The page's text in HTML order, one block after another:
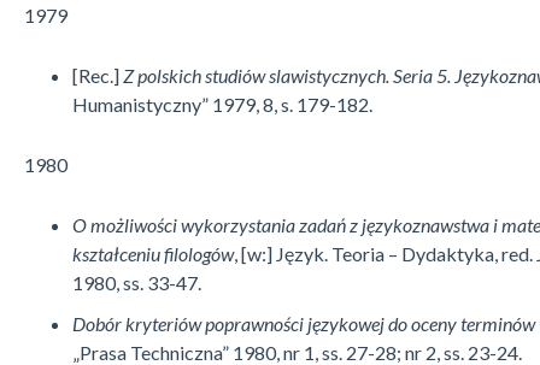
1979
[Rec.] Z polskich studiów slawistycznych. Seria 5.
Humanistyczny” 1979, 8, s. 179-182.
1980
O możliwości wykorzystania zadań z językoznawstwa i
kształceniu filologów, [w:] Język. Teoria – Dydaktyka, red.
1980, ss. 33-47.
Dobór kryteriów poprawności językowej do oceny terminów
„Prasa Techniczna” 1980, nr 1, ss. 27-28; nr 2, ss. 23-24.